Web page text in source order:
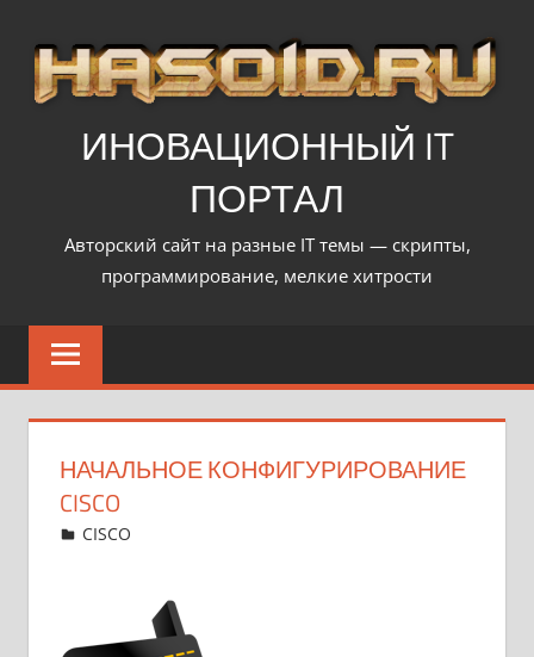
содержимому
ИНОВАЦИОННЫЙ IT
ПОРТАЛ
Авторский сайт на разные IT темы — скрипты,
программирование, мелкие хитрости
НАЧАЛЬНОЕ КОНФИГУРИРОВАНИЕ
CISCO
07.02.2013
hasoid
CISCO